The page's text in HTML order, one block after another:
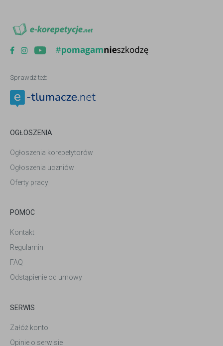
Sprawdź też:
OGŁOSZENIA
Ogłoszenia korepetytorów
Ogłoszenia uczniów
Oferty pracy
POMOC
Kontakt
Regulamin
FAQ
Odstąpienie od umowy
SERWIS
Załóż konto
Opinie o serwisie